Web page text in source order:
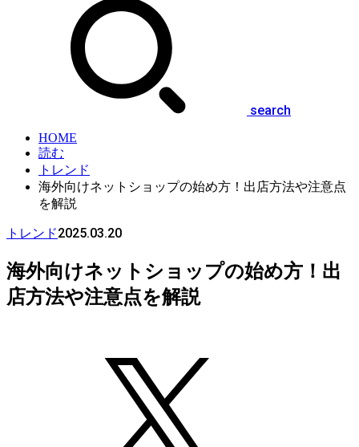
search
HOME
読む
トレンド
海外向けネットショップの始め方！出店方法や注意点
を解説
トレンド2025.03.20
海外向けネットショップの始め方！出
店方法や注意点を解説